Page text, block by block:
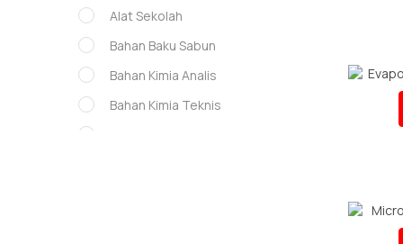
Alat Sekolah
Bahan Baku Sabun
Bahan Kimia Analis
Bahan Kimia Teknis